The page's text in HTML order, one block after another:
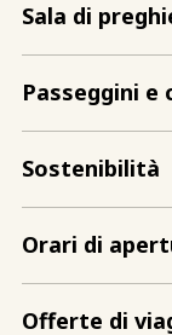
Sala di
Passeggini e
Sostenibilità
Orari di
Offerte di